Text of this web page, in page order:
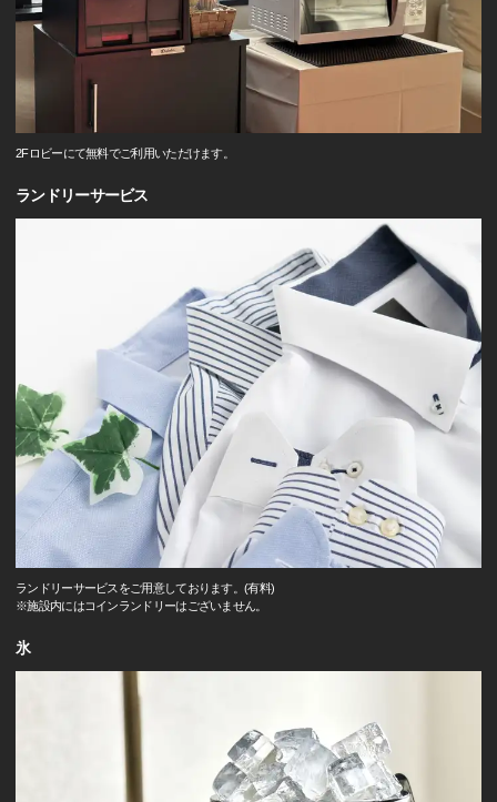
2Fロビーにて無料でご利用いただけます。
ランドリーサービス
ランドリーサービスをご用意しております。(有料)
※施設内にはコインランドリーはございません。
氷